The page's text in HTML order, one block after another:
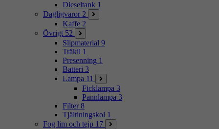
Dieseltank 1
Dagligvaror 2
Kaffe 2
Övrigt 52
Slipmaterial 9
Träkil 1
Presenning 1
Batteri 3
Lampa 11
Ficklampa 3
Pannlampa 3
Filter 8
Tjältiningskol 1
Fog lim och tejp 17